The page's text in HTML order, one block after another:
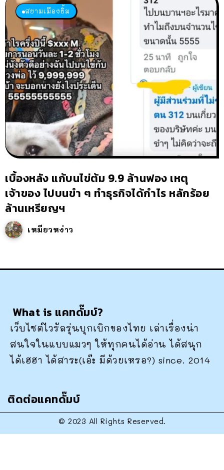
สยามเมืองยิ้ม
เบื้องหลัง แก้บนไข่ต้ม 9.9 ล้านฟอง เหตุ
เจ้าของ ไปบนขำ ๆ ทำธุรกิจได้กำไร หลักร้อย
ล้านเหรียญฯ
เหมียวหง่าว
What is แคทดั๊มบ์?
เว็บไซต์ไวรัลรุ่นบุกเบิกของไทย เล่าเรื่องน่า
สนใจในแบบแมวๆ ให้ทุกคนได้อ่าน ได้สนุก
ได้เฮฮา ได้สาระ(เอ๊ะ มีด้วยเหรอ?) since. 2014
ติดต่อแคทดั๊มบ์
© 2023 All Rights Reserved.